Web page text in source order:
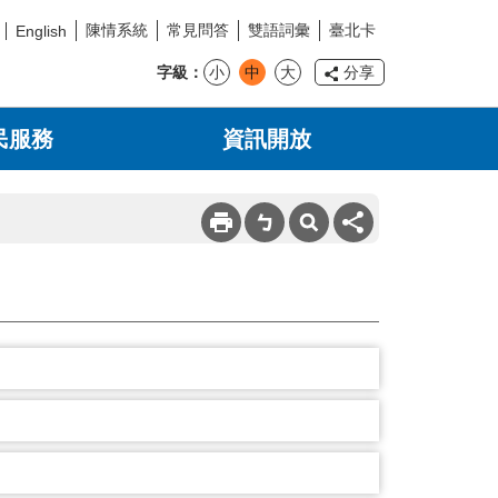
English 陳情系統 常見問答 雙語詞彙 臺北卡
字級 小 中 大 分享
服務 資訊開放